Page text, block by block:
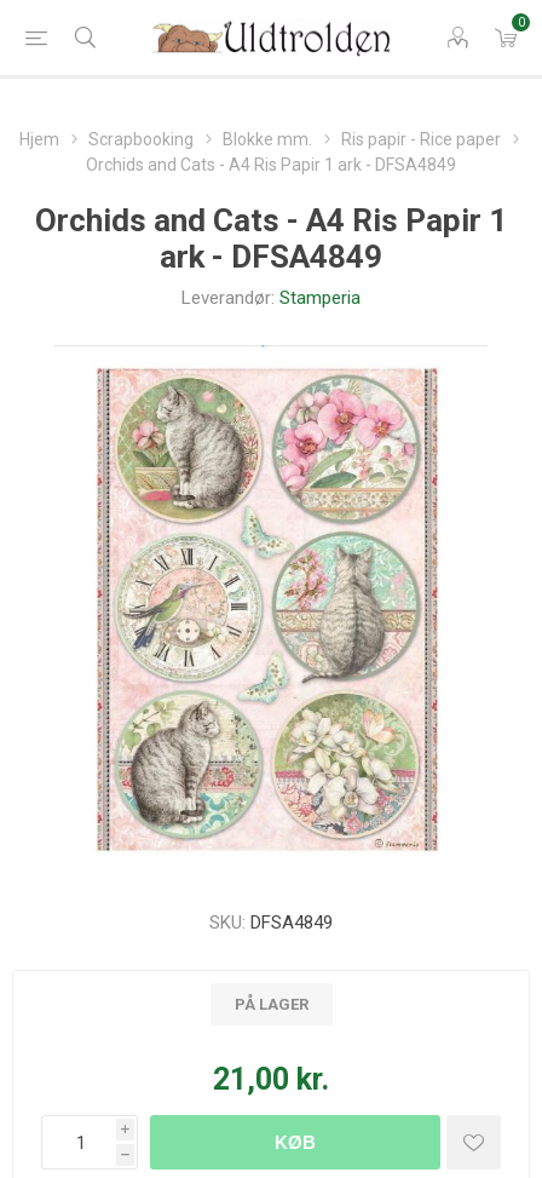
0
Hjem Scrapbooking Blokke mm.
Ris papir - Rice paper
Orchids and Cats - A4 Ris Papir 1 ark - DFSA4849
Orchids and Cats - A4 Ris Papir 1
ark - DFSA4849
Leverandør: Stamperia
SKU: DFSA4849
PÅ LAGER
21,00 kr.
i
h
KØB